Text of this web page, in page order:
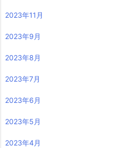
2023年11月
2023年9月
2023年8月
2023年7月
2023年6月
2023年5月
2023年4月